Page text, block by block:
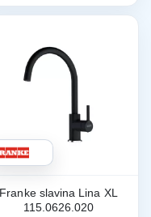
Franke slavina Lina XL
115.0626.020